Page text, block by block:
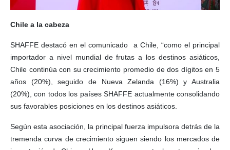
Chile a la cabeza
SHAFFE destacó en el comunicado a Chile, “como el principal
importador a nivel mundial de frutas a los destinos asiáticos,
Chile continúa con su crecimiento promedio de dos dígitos en 5
años (20%), seguido de Nueva Zelanda (16%) y Australia
(20%), con todos los países SHAFFE actualmente consolidando
sus favorables posiciones en los destinos asiáticos.
Según esta asociación, la principal fuerza impulsora detrás de la
tremenda curva de crecimiento siguen siendo los mercados de